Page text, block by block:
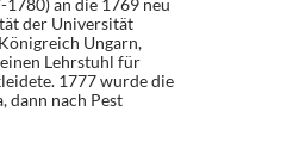
an die 1769 neu
der Universität
Ungarn,
Lehrstuhl für
1777 wurde die
dann nach Pest